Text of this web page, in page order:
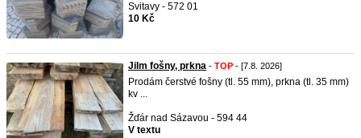
Svitavy - 572 01
10 Kč
Jilm fošny, prkna - TOP - [7.8. 2026]
Prodám čerstvé fošny (tl. 55 mm), prkna (tl. 35 mm)
kv ...
Žďár nad Sázavou - 594 44
V textu